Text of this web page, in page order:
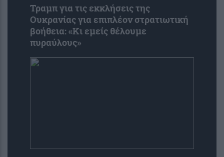
Τραμπ για τις εκκλήσεις της
Ουκρανίας για επιπλέον στρατιωτική
βοήθεια: «Κι εμείς θέλουμε
πυραύλους»